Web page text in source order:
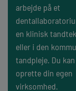
arbejde på et
en klinisk
eller i den
tandpleje. Du
oprette din egen
virksomhed.